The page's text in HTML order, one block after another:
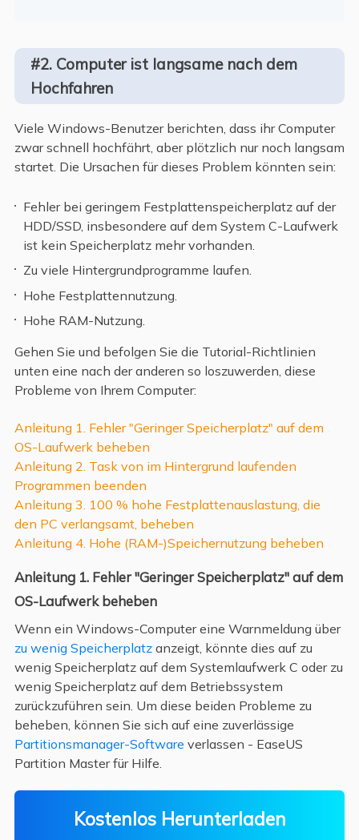
#2. Computer ist langsame nach dem
Hochfahren
Viele Windows-Benutzer berichten, dass ihr Computer
zwar schnell hochfährt, aber plötzlich nur noch langsam
startet. Die Ursachen für dieses Problem könnten sein:
Fehler bei geringem Festplattenspeicherplatz auf der
HDD/SSD, insbesondere auf dem System C-Laufwerk
ist kein Speicherplatz mehr vorhanden.
Zu viele Hintergrundprogramme laufen.
Hohe Festplattennutzung.
Hohe RAM-Nutzung.
Gehen Sie und befolgen Sie die Tutorial-Richtlinien
unten eine nach der anderen so loszuwerden, diese
Probleme von Ihrem Computer:
Anleitung 1. Fehler "Geringer Speicherplatz" auf dem
OS-Laufwerk beheben
Anleitung 2. Task von im Hintergrund laufenden
Programmen beenden
Anleitung 3. 100 % hohe Festplattenauslastung, die
den PC verlangsamt, beheben
Anleitung 4. Hohe (RAM-)Speichernutzung beheben
Anleitung 1. Fehler "Geringer Speicherplatz" auf dem
OS-Laufwerk beheben
Wenn ein Windows-Computer eine Warnmeldung über
zu wenig Speicherplatzanzeigt, könnte dies auf zu
wenig Speicherplatz auf dem Systemlaufwerk C oder zu
wenig Speicherplatz auf dem Betriebssystem
zurückzuführen sein. Um diese beiden Probleme zu
beheben, können Sie sich auf eine zuverlässige
Partitionsmanager-Software verlassen - EaseUS
Partition Master für Hilfe.
Kostenlos Herunterladen